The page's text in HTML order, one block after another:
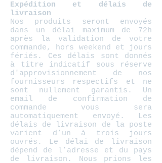
Expédition et délais de
livraison
Nos produits seront envoyés
dans un délai maximum de 72h
après la validation de votre
commande, hors weekend et jours
fériés. Ces délais sont donnés
à titre indicatif sous réserve
d'approvisionnement de nos
fournisseurs respectifs et ne
sont nullement garantis. Un
email de confirmation de
commande vous sera
automatiquement envoyé. Les
délais de livraison de la poste
varient d’un à trois jours
ouvrés. Le délai de livraison
dépend de l’adresse et du pays
de livraison. Nous prions les